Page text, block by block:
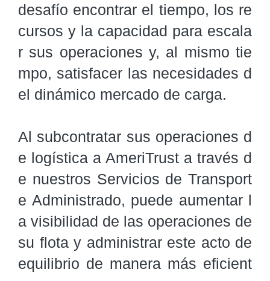
desafío encontrar el tiempo, los re
cursos y la capacidad para escala
r sus operaciones y, al mismo tie
mpo, satisfacer las necesidades d
el dinámico mercado de carga.
Al subcontratar sus operaciones d
e logística a AmeriTrust a través d
e nuestros Servicios de Transport
e Administrado, puede aumentar l
a visibilidad de las operaciones de
su flota y administrar este acto de
equilibrio de manera más eficient